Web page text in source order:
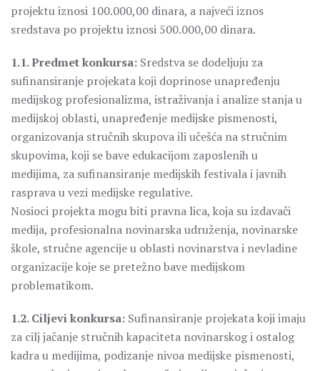
projektu iznosi 100.000,00 dinara, a najveći iznos
sredstava po projektu iznosi 500.000,00 dinara.
1.1. Predmet konkursa: Sredstva se dodeljuju za
sufinansiranje projekata koji doprinose unapređenju
medijskog profesionalizma, istraživanja i analize stanja u
medijskoj oblasti, unapređenje medijske pismenosti,
organizovanja stručnih skupova ili učešća na stručnim
skupovima, koji se bave edukacijom zaposlenih u
medijima, za sufinansiranje medijskih festivala i javnih
rasprava u vezi medijske regulative.
Nosioci projekta mogu biti pravna lica, koja su izdavači
medija, profesionalna novinarska udruženja, novinarske
škole, stručne agencije u oblasti novinarstva i nevladine
organizacije koje se pretežno bave medijskom
problematikom.
1.2. Ciljevi konkursa: Sufinansiranje projekata koji imaju
za cilj jačanje stručnih kapaciteta novinarskog i ostalog
kadra u medijima, podizanje nivoa medijske pismenosti,